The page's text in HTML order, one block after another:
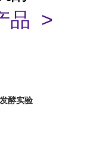
品 >
酵实验